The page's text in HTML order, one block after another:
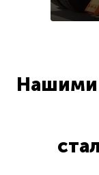
Нашими